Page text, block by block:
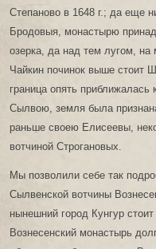
Степаново в 1648 г.; да еще
Бродовыя, монастырю
озерка, да над тем лугом,
Чайкин починок выше стоит
граница опять
Сылвою, земля была
раньше своею Елисеевы,
вотчиной Строгановых.
Мы позволили себе так
Сылвенской вотчины
нынешний город Кунгур
Вознесенский монастырь